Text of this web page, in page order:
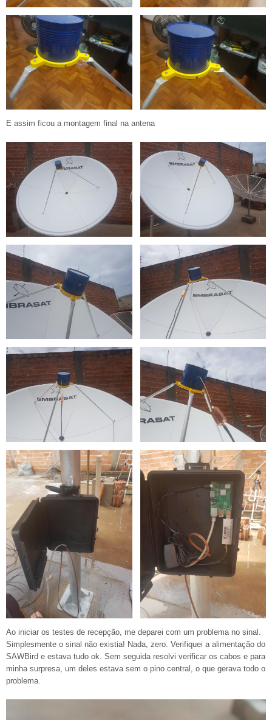
E assim ficou a montagem final na antena
Ao iniciar os testes de recepção, me deparei com um problema no sinal.
Simplesmente o sinal não existia! Nada, zero. Verifiquei a alimentação do
SAWBird e estava tudo ok. Sem seguida resolvi verificar os cabos e para
minha surpresa, um deles estava sem o pino central, o que gerava todo o
problema.